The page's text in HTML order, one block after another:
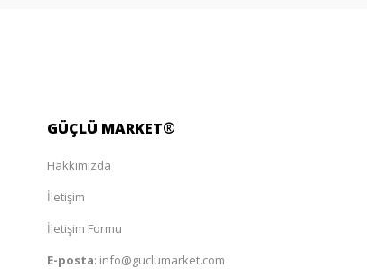
GÜÇLÜ MARKET®
Hakkımızda
İletişim
İletişim Formu
E-posta: info@guclumarket.com